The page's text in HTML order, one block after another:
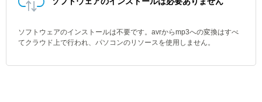
ソフトウェアのインストールは不要です。avrからmp3への変換はすべ
てクラウド上で行われ、パソコンのリソースを使用しません。